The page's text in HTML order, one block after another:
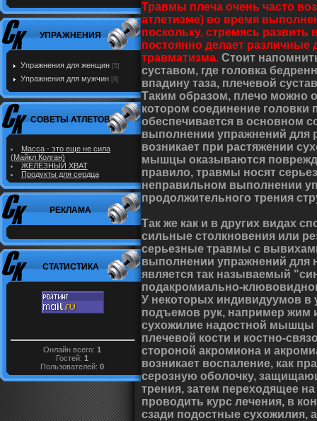
УПРАЖНЕНИЯ
Упражнения для женщин [5]
Упражнения для мужчин [8]
СОВЕТЫ АТЛЕТОВ
Масса - это еще не сила
(Майкл Колган)
ЖЕЛЕЗНЫЙ ХВАТ
Продукты для сердца
РЕКЛАМА
СТАТИСТИКА
Онлайн всего:1
Гостей:1
Пользователей:0
Травмы плеча очень часто
атлетизме) во время
поскольку, стремясь
постоянно делает
травматизма. Стоит
суставом, где головка
впадину таза, плечевой
Таким образом, плечо можно
котором соединение головки
обеспечивается в основном
выполнении упражнений для
возникает при растяжении
мышцы оказываются
правило, травмы носят
неправильном выполнении
продолжительного трения
Так же как и в других видах
сильные столкновения или
серьезные травмы с
выполнении упражнений
является так называемый
подакромиально-
У некоторых индивидуумов в
подъемов рук, например жим
сухожилие надостной мышцы
плечевой кости и костно-
стороной акромиона и
возникает воспаление, как
серозную оболочку,
трения, затем переходящее
проводить курс лечения, в
сзади подостные сухожилия,